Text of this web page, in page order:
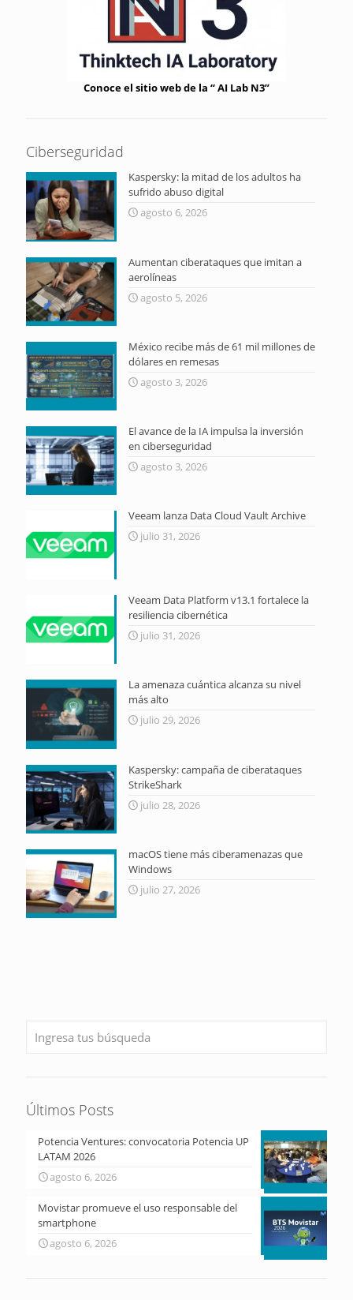
Conoce el sitio web de la “ AI Lab N3”
Ciberseguridad
Kaspersky: la mitad de los adultos ha
sufrido abuso digital
agosto 6, 2026
Aumentan ciberataques que imitan a
aerolíneas
agosto 5, 2026
México recibe más de 61 mil millones de
dólares en remesas
agosto 3, 2026
El avance de la IA impulsa la inversión
en ciberseguridad
agosto 3, 2026
Veeam lanza Data Cloud Vault Archive
julio 31, 2026
Veeam Data Platform v13.1 fortalece la
resiliencia cibernética
julio 31, 2026
La amenaza cuántica alcanza su nivel
más alto
julio 29, 2026
Kaspersky: campaña de ciberataques
StrikeShark
julio 28, 2026
macOS tiene más ciberamenazas que
Windows
julio 27, 2026
Últimos Posts
Potencia Ventures: convocatoria Potencia UP
LATAM 2026
agosto 6, 2026
Movistar promueve el uso responsable del
smartphone
agosto 6, 2026